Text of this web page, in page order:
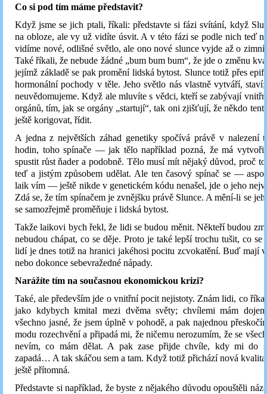
Co si pod tím máme představit?
Když jsme se jich ptali, říkali: představte si fázi svítání, když
na obloze, ale vy už vidíte úsvit. A v této fázi se podle nich teď
vidíme nové, odlišné světlo, ale ono nové slunce vyjde až o
Také říkali, že nebude žádné „bum bum bum“, že jde o změnu
jejímž základě se pak promění lidská bytost. Slunce totiž přes
hormonální pochody v těle. Jeho světlo nás vlastně vytváří,
neuvědomujeme. Když ale mluvíte s vědci, kteří se zabývají
orgánů, tím, jak se orgány „startují“, tak oni zjišťují, že někdo
ještě korigovat, řídit.
A jedna z největších záhad genetiky spočívá právě v nalezení
hodin, toho spínače — jak tělo například pozná, že má
spustit růst ňader a podobně. Tělo musí mít nějaký důvod, proč
teď a jistým způsobem udělat. Ale ten časový spínač se —
laik vím — ještě nikde v genetickém kódu nenašel, jde o jeho
Zdá se, že tím spínačem je zvnějšku právě Slunce. A mění-li se
se samozřejmě proměňuje i lidská bytost.
Takže laikovi bych řekl, že lidi se budou měnit. Někteří budou
nebudou chápat, co se děje. Proto je také lepší trochu tušit, co se
lidí je dnes totiž na hranici jakéhosi pocitu zcvokatění. Buď mají
nebo dokonce sebevražedné nápady.
Narážíte tím na současnou ekonomickou krizi?
Také, ale především jde o vnitřní pocit nejistoty. Znám lidi, co
jako kdybych kmital mezi dvěma světy; chvílemi mám
všechno jasné, že jsem úplně v pohodě, a pak najednou
modu rozechvění a připadá mi, že ničemu nerozumím, že se
nevím, co mám dělat. A pak zase přijde chvíle, kdy mi do
zapadá… A tak skáčou sem a tam. Když totiž přichází nová
ještě přítomná.
Představte si například, že byste z nějakého důvodu opouštěli